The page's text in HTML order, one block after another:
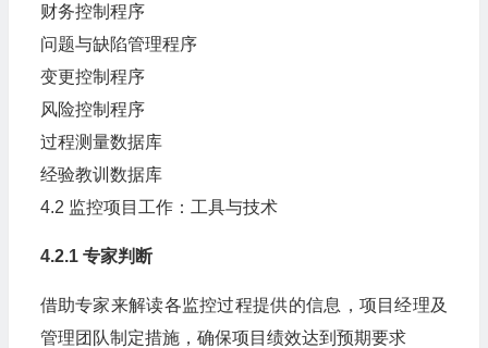
财务控制程序
问题与缺陷管理程序
变更控制程序
风险控制程序
过程测量数据库
经验教训数据库
4.2 监控项目工作：工具与技术
4.2.1 专家判断
借助专家来解读各监控过程提供的信息，项目经理及
管理团队制定措施，确保项目绩效达到预期要求